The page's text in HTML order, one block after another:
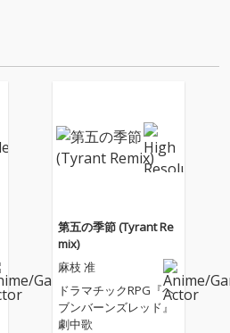
第五の季節 (Tyrant Re
mix)
麻枝 准
ドラマチックRPG『ヘ
ブンバーンズレッド』
劇中歌